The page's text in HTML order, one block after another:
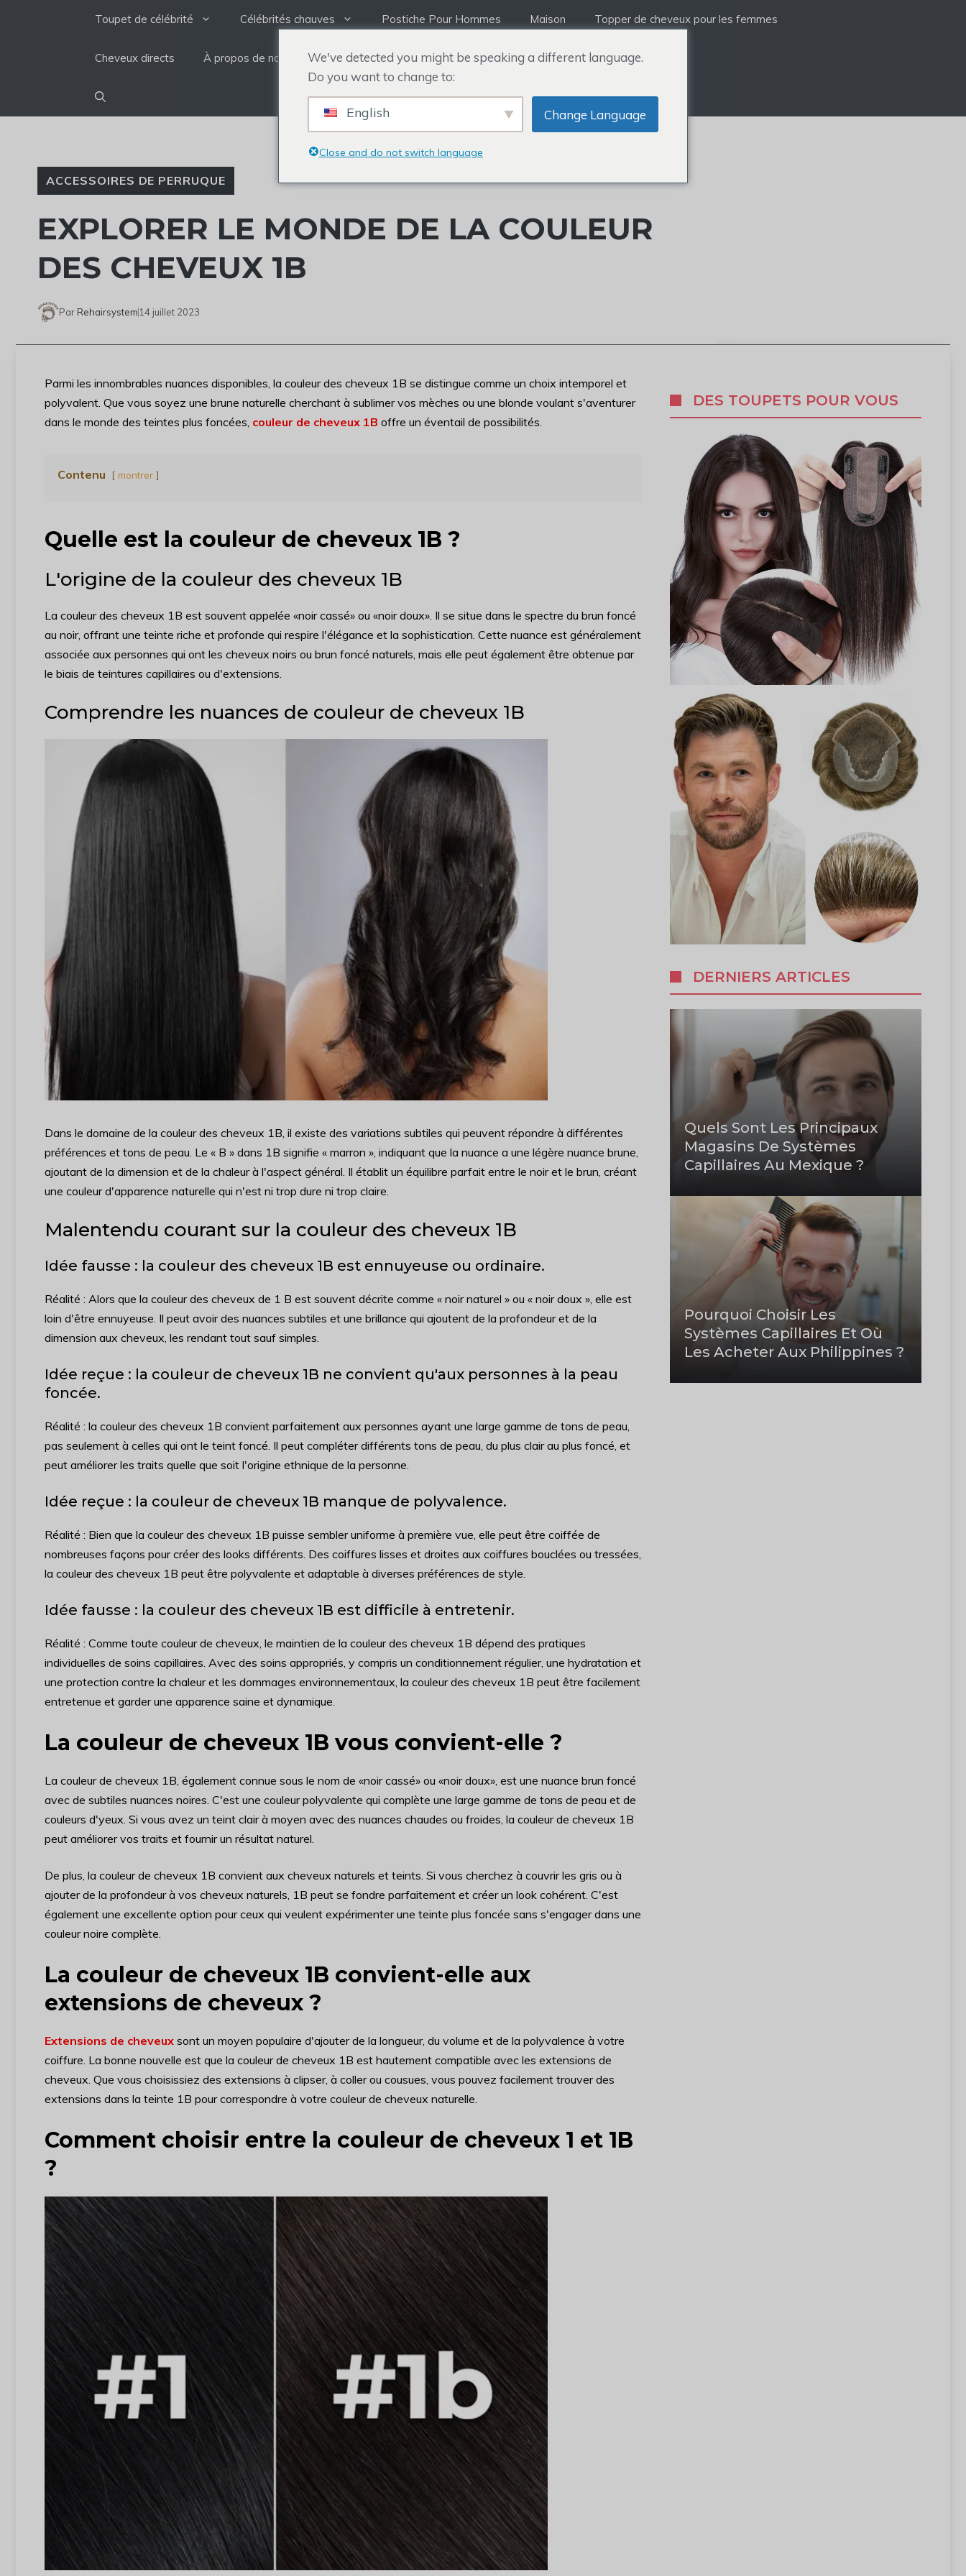
Toupet de célébrité Célébrités chauves Postiche Pour Hommes Maison Topper de cheveux pour les femmes
Cheveux directs À propos de nous
ACCESSOIRES DE PERRUQUE
EXPLORER LE MONDE DE LA COULEUR
DES CHEVEUX 1B
Par Rehairsystem 14 juillet 2023
Parmi les innombrables nuances disponibles, la couleur des cheveux 1B se distingue comme un choix intemporel et
polyvalent. Que vous soyez une brune naturelle cherchant à sublimer vos mèches ou une blonde voulant s'aventurer
dans le monde des teintes plus foncées, couleur de cheveux 1B offre un éventail de possibilités.
Contenu montrer
Quelle est la couleur de cheveux 1B ?
L'origine de la couleur des cheveux 1B
La couleur des cheveux 1B est souvent appelée «noir cassé» ou «noir doux». Il se situe dans le spectre du brun foncé
au noir, offrant une teinte riche et profonde qui respire l'élégance et la sophistication. Cette nuance est généralement
associée aux personnes qui ont les cheveux noirs ou brun foncé naturels, mais elle peut également être obtenue par
le biais de teintures capillaires ou d'extensions.
Comprendre les nuances de couleur de cheveux 1B
Dans le domaine de la couleur des cheveux 1B, il existe des variations subtiles qui peuvent répondre à différentes
préférences et tons de peau. Le « B » dans 1B signifie « marron », indiquant que la nuance a une légère nuance brune,
ajoutant de la dimension et de la chaleur à l'aspect général. Il établit un équilibre parfait entre le noir et le brun, créant
une couleur d'apparence naturelle qui n'est ni trop dure ni trop claire.
Malentendu courant sur la couleur des cheveux 1B
Idée fausse : la couleur des cheveux 1B est ennuyeuse ou ordinaire.
Réalité : Alors que la couleur des cheveux de 1 B est souvent décrite comme « noir naturel » ou « noir doux », elle est
loin d'être ennuyeuse. Il peut avoir des nuances subtiles et une brillance qui ajoutent de la profondeur et de la
dimension aux cheveux, les rendant tout sauf simples.
Idée reçue : la couleur de cheveux 1B ne convient qu'aux personnes à la peau
foncée.
Réalité : la couleur des cheveux 1B convient parfaitement aux personnes ayant une large gamme de tons de peau,
pas seulement à celles qui ont le teint foncé. Il peut compléter différents tons de peau, du plus clair au plus foncé, et
peut améliorer les traits quelle que soit l'origine ethnique de la personne.
Idée reçue : la couleur de cheveux 1B manque de polyvalence.
Réalité : Bien que la couleur des cheveux 1B puisse sembler uniforme à première vue, elle peut être coiffée de
nombreuses façons pour créer des looks différents. Des coiffures lisses et droites aux coiffures bouclées ou tressées,
la couleur des cheveux 1B peut être polyvalente et adaptable à diverses préférences de style.
Idée fausse : la couleur des cheveux 1B est difficile à entretenir.
Réalité : Comme toute couleur de cheveux, le maintien de la couleur des cheveux 1B dépend des pratiques
individuelles de soins capillaires. Avec des soins appropriés, y compris un conditionnement régulier, une hydratation et
une protection contre la chaleur et les dommages environnementaux, la couleur des cheveux 1B peut être facilement
entretenue et garder une apparence saine et dynamique.
La couleur de cheveux 1B vous convient-elle ?
La couleur de cheveux 1B, également connue sous le nom de «noir cassé» ou «noir doux», est une nuance brun foncé
avec de subtiles nuances noires. C'est une couleur polyvalente qui complète une large gamme de tons de peau et de
couleurs d'yeux. Si vous avez un teint clair à moyen avec des nuances chaudes ou froides, la couleur de cheveux 1B
peut améliorer vos traits et fournir un résultat naturel.
De plus, la couleur de cheveux 1B convient aux cheveux naturels et teints. Si vous cherchez à couvrir les gris ou à
ajouter de la profondeur à vos cheveux naturels, 1B peut se fondre parfaitement et créer un look cohérent. C'est
également une excellente option pour ceux qui veulent expérimenter une teinte plus foncée sans s'engager dans une
couleur noire complète.
La couleur de cheveux 1B convient-elle aux
extensions de cheveux ?
Extensions de cheveux sont un moyen populaire d'ajouter de la longueur, du volume et de la polyvalence à votre
coiffure. La bonne nouvelle est que la couleur de cheveux 1B est hautement compatible avec les extensions de
cheveux. Que vous choisissiez des extensions à clipser, à coller ou cousues, vous pouvez facilement trouver des
extensions dans la teinte 1B pour correspondre à votre couleur de cheveux naturelle.
Comment choisir entre la couleur de cheveux 1 et 1B
?
DES TOUPETS POUR VOUS
DERNIERS ARTICLES
Quels Sont Les Principaux
Magasins De Systèmes
Capillaires Au Mexique ?
Pourquoi Choisir Les
Systèmes Capillaires Et Où
Les Acheter Aux Philippines ?
We've detected you might be speaking a different language.
Do you want to change to:
English Change Language
Close and do not switch language